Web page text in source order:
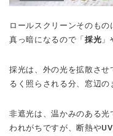
ロールスクリーンそのもの
真っ暗になるので「 採光 」
採光は、外の光を拡散させ
るく照らされる分、窓辺の
非遮光は、温かみのある
われがちですが、断熱や